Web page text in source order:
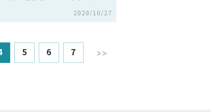
2020/10/27
5 6 7 >>